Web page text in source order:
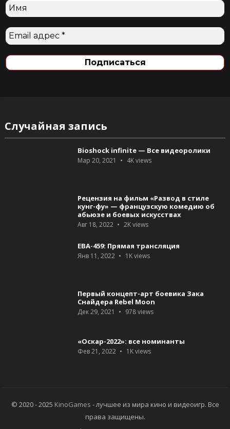
Случайная запись
Bioshock infinite — Все видеоролики
Мар 20, 2021 4Kviews
Рецензия на фильм «Развод в стиле
кунг-фу» — французскую комедию об
абьюзе и боевых искусствах
Авг 18, 2022 2Kviews
ЕВА-459: Прямая трансляция
Янв 11, 2022 1Kviews
Первый концепт-арт боевика Зака
Снайдера Rebel Moon
Дек 29, 2021 978views
«Оскар-2022»: все номинанты
Фев 21, 2022 1Kviews
© 2020 - 2025 KinoGames - лучшее из мира кино и видеоигр. Все
права защищены.